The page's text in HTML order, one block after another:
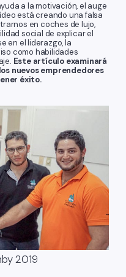
a la motivación, el auge
está creando una falsa
en coches de lujo,
social de explicar el
en el liderazgo, la
como habilidades
Este artículo examinará
nuevos emprendedores
éxito.
2019